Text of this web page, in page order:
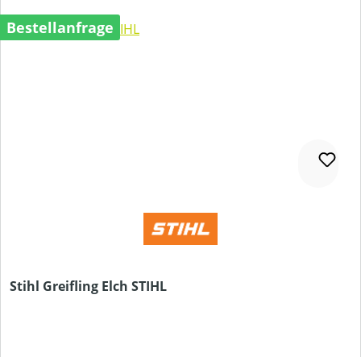
Bestellanfrage
Stihl Greifling Elch STIHL